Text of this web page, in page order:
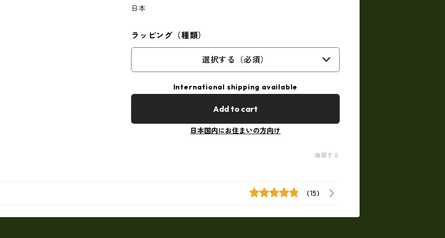
日本
ラッピング（種類）
選択する（必須）
International shipping available
Add to cart
日本国内にお住まいの方向け
通報する
(15)